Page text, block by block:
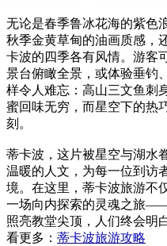
无论是春季鲁冰花海的紫色
秋季金黄草甸的油画质感，
卡波的四季各有风情。游客
景台俯瞰全景，或体验垂钓
样令人难忘：高山三文鱼刺
蜜回味无穷，而星空下的热
刻。
蒂卡波，这片被星空与湖水
温暖的人文，为每一位到访
境。在这里，蒂卡波旅游不
一场向内探索的灵魂之旅
照亮教堂尖顶，人们终会明
看更多： 蒂卡波旅游攻略